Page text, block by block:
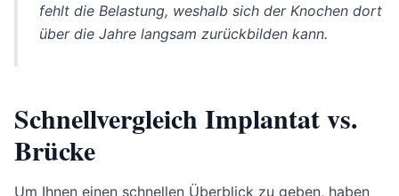
fehlt die Belastung, weshalb sich der Knochen dort
über die Jahre langsam zurückbilden kann.
Schnellvergleich Implantat vs.
Brücke
Um Ihnen einen schnellen Überblick zu geben, haben